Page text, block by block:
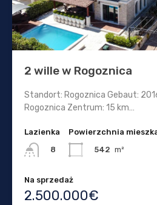
2 wille w Rogoznica
Standort: Rogoznica Gebaut:
Rogoznica Zentrum: 15 km…
Lazienka
8
Powierzchnia
542 m²
Na sprzedaż
2.500.000€